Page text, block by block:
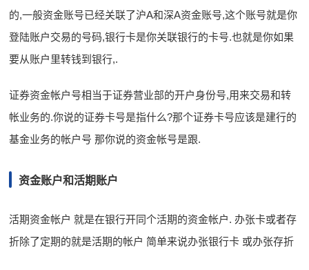
的,一般资金账号已经关联了沪A和深A资金账号,这个账号就是你
登陆账户交易的号码,银行卡是你关联银行的卡号.也就是你如果
要从账户里转钱到银行,.
证券资金帐户号相当于证券营业部的开户身份号,用来交易和转
帐业务的.你说的证券卡号是指什么?那个证券卡号应该是建行的
基金业务的帐户号 那你说的资金帐号是跟.
资金账户和活期账户
活期资金帐户 就是在银行开同个活期的资金帐户. 办张卡或者存
折除了定期的就是活期的帐户 简单来说办张银行卡 或办张存折